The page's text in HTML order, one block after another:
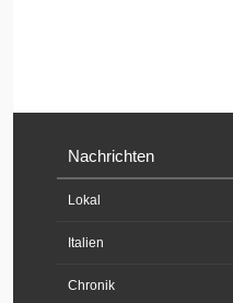
Nachrichten
Lokal
Italien
Chronik